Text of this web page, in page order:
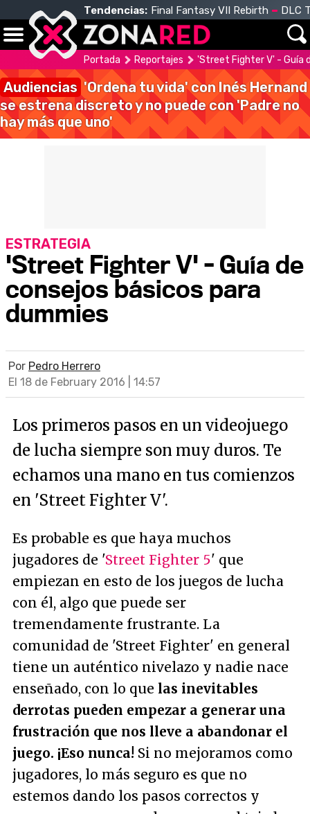
Tendencias: Final Fantasy VII Rebirth DLC
Portada Reportajes 'Street Fighter V' - Guía
Audiencias 'Ordena tu vida' con Inés Hernand
se estrena discreto y no puede con 'Padre no
hay más que uno'
'Street Fighter V' - Guía de
consejos básicos para
dummies
ESTRATEGIA
Por Pedro Herrero
El 18 de February 2016 | 14:57
Los primeros pasos en un videojuego
de lucha siempre son muy duros. Te
echamos una mano en tus comienzos
en 'Street Fighter V'.
Es probable es que haya muchos
jugadores de 'Street Fighter 5' que
empiezan en esto de los juegos de lucha
con él, algo que puede ser
tremendamente frustrante. La
comunidad de 'Street Fighter' en general
tiene un auténtico nivelazo y nadie nace
enseñado, con lo que las inevitables
derrotas pueden empezar a generar una
frustración que nos lleve a abandonar el
juego. ¡Eso nunca! Si no mejoramos como
jugadores, lo más seguro es que no
estemos dando los pasos correctos y